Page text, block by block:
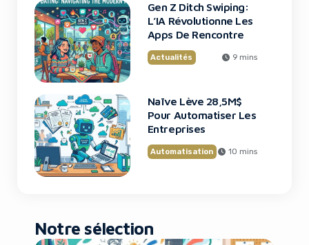
Gen Z Ditch Swiping:
L’IA Révolutionne Les
Apps De Rencontre
Actualités 9 mins
Naïve Lève 28,5M$
Pour Automatiser Les
Entreprises
Automatisation 10 mins
Notre sélection